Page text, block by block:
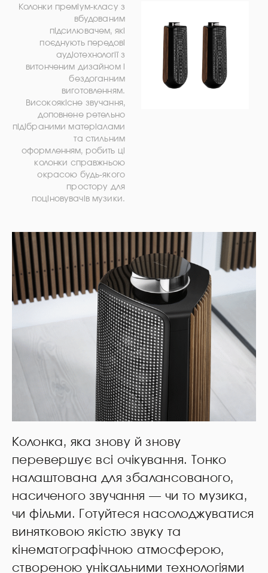
Колонки преміум-класу з
вбудованим
підсилювачем, які
поєднують передові
аудіотехнології з
витонченим дизайном і
бездоганним
виготовленням.
Високоякісне звучання,
доповнене ретельно
підібраними матеріалами
та стильним
оформленням, робить ці
колонки справжньою
окрасою будь-якого
простору для
поціновувачів музики.
Колонка, яка знову й знову
перевершує всі очікування. Тонко
налаштована для збалансованого,
насиченого звучання — чи то музика,
чи фільми. Готуйтеся насолоджуватися
винятковою якістю звуку та
кінематографічною атмосферою,
створеною унікальними технологіями